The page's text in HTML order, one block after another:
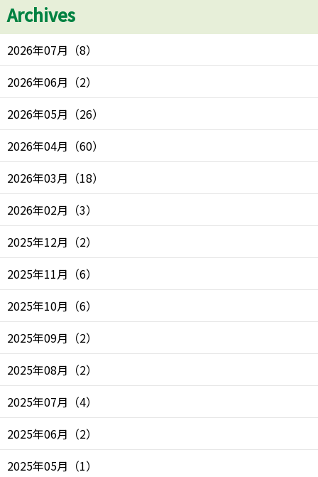
Archives
2026年07月 （8）
2026年06月 （2）
2026年05月 （26）
2026年04月 （60）
2026年03月 （18）
2026年02月 （3）
2025年12月 （2）
2025年11月 （6）
2025年10月 （6）
2025年09月 （2）
2025年08月 （2）
2025年07月 （4）
2025年06月 （2）
2025年05月 （1）